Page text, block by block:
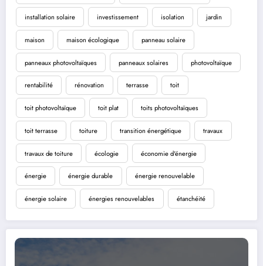
installation solaire investissement isolation jardin
maison maison écologique panneau solaire
panneaux photovoltaïques panneaux solaires photovoltaïque
rentabilité rénovation terrasse toit
toit photovoltaïque toit plat toits photovoltaïques
toit terrasse toiture transition énergétique travaux
travaux de toiture écologie économie d'énergie
énergie énergie durable énergie renouvelable
énergie solaire énergies renouvelables étanchéité